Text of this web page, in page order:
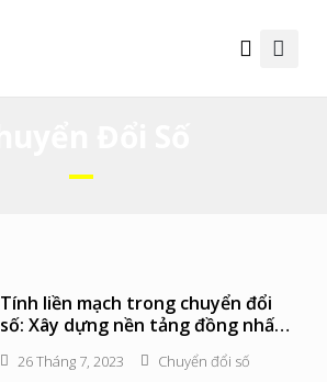
Tính liền mạch trong chuyển đổi
số: Xây dựng nền tảng đồng nhất
26 Tháng 7, 2023 Chuyển đổi số